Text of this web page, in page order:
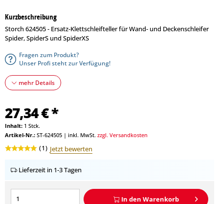
Kurzbeschreibung
Storch 624505 - Ersatz-Klettschleifteller für Wand- und Deckenschleifer
Spider, SpiderS und SpiderXS
Fragen zum Produkt?
Unser Profi steht zur Verfügung!
mehr Details
27,34 € *
Inhalt: 1 Stck.
Artikel-Nr.: ST-624505 | inkl. MwSt. zzgl. Versandkosten
(1) Jetzt bewerten
Lieferzeit in 1-3 Tagen
In den Warenkorb